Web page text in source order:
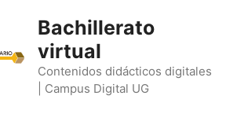
Bachillerato
virtual
Contenidos didácticos digitales
| Campus Digital UG